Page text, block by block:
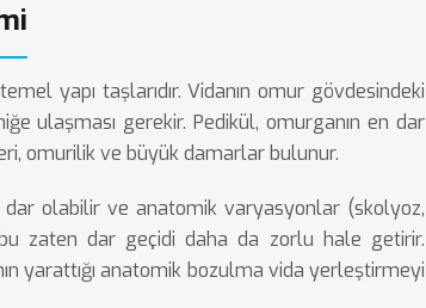
yapı taşlarıdır. Vidanın omur gövdesindeki
ulaşması gerekir. Pedikül, omurganın en dar
omurilik ve büyük damarlar bulunur.
olabilir ve anatomik varyasyonlar (skolyoz,
zaten dar geçidi daha da zorlu hale getirir.
yarattığı anatomik bozulma vida yerleştirmeyi